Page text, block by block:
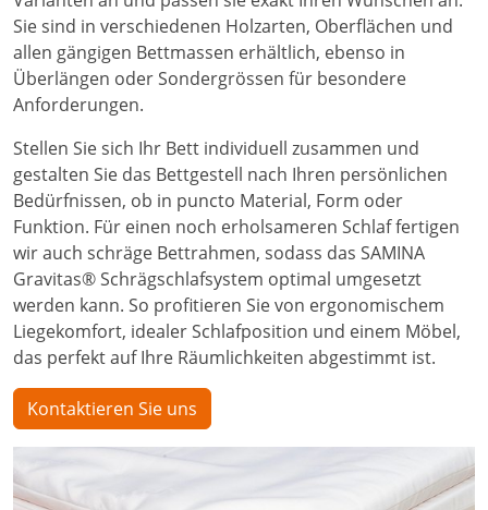
Sie sind in verschiedenen Holzarten, Oberflächen und
allen gängigen Bettmassen erhältlich, ebenso in
Überlängen oder Sondergrössen für besondere
Anforderungen.
Stellen Sie sich Ihr Bett individuell zusammen und
gestalten Sie das Bettgestell nach Ihren persönlichen
Bedürfnissen, ob in puncto Material, Form oder
Funktion. Für einen noch erholsameren Schlaf fertigen
wir auch schräge Bettrahmen, sodass das SAMINA
Gravitas® Schrägschlafsystem optimal umgesetzt
werden kann. So profitieren Sie von ergonomischem
Liegekomfort, idealer Schlafposition und einem Möbel,
das perfekt auf Ihre Räumlichkeiten abgestimmt ist.
Kontaktieren Sie uns